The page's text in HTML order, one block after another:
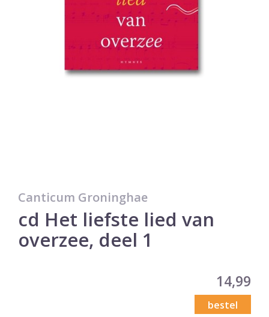
Canticum Groninghae
cd Het liefste lied van
overzee, deel 1
14,99
bestel